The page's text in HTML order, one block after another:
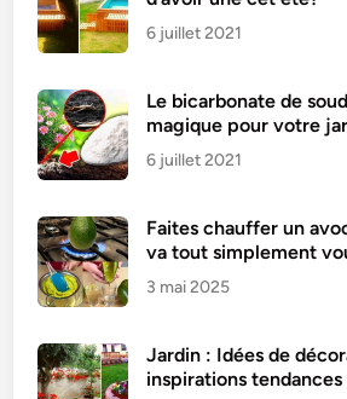
6 juillet 2021
Le bicarbonate de
magique pour votre
6 juillet 2021
Faites chauffer un
va tout simplement
3 mai 2025
Jardin : Idées de
inspirations tendances